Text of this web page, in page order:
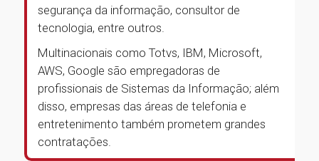
segurança da informação, consultor de
tecnologia, entre outros.
Multinacionais como Totvs, IBM, Microsoft,
AWS, Google são empregadoras de
profissionais de Sistemas da Informação; além
disso, empresas das áreas de telefonia e
entretenimento também prometem grandes
contratações.